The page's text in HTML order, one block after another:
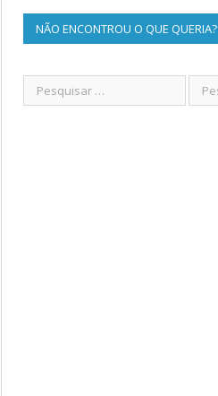
NÃO ENCONTROU O QUE QUERIA?